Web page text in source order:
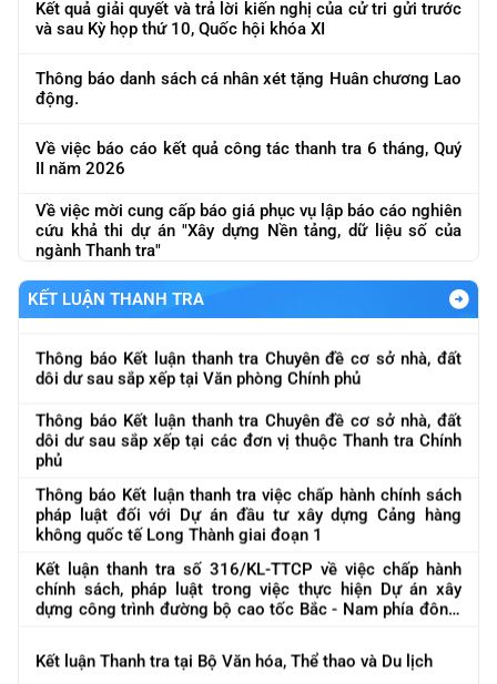
và sau Kỳ họp thứ 10, Quốc hội khóa XI
động.
II năm 2026
cứu khả thi dự án "Xây dựng Nền tảng, dữ liệu số của
ngành Thanh tra"
Về việc đôn đốc báo cáo kết quả công tác tháng 5 và lũy
kế 5 tháng
Báo cáo kết qảu giải quyết và trả lời kiến nghị của cử tri
gửi sau Kỳ họp thứ Nhất, Quốc hội khóa XVI
Thông báo báo giá nội dung "Thực hiện đánh giá nội bộ
về ATTT các hệ thống của ngành theo quy định ATTT
được ban hàng và quy định của pháp luật
Thông báo về việc báo giá nội dung "Mua phần mềm diệt
virut bản quyền quản lý tập trung"
dự án "Xây dựng Nền tảng dữ liệu số của ngành Thanh
tra"
phí, tiêu cực 6 tháng đầu năm 2026
KẾT LUẬN THANH TRA
dôi dư sau sắp xếp tại Thành phố Hà Nội
dôi dư sau sắp xếp tại Bộ Tư pháp
Thông báo Kết luận thanh tra Chuyên đề cơ sở nhà, đất
dôi dư sau sắp xếp tại Bộ Nội vụ
dôi dư sau sắp xếp tại Bộ Dân tộc và Tôn giáo
dôi dư sau sắp xếp tại Văn phòng Chính phủ
dôi dư sau sắp xếp tại các đơn vị thuộc Thanh tra Chính
phủ
pháp luật đối với Dự án đầu tư xây dựng Cảng hàng
không quốc tế Long Thành giai đoạn 1
chính sách, pháp luật trong việc thực hiện Dự án xây
dựng công trình đường bộ cao tốc Bắc - Nam phía đông,
giai đoạn 2021 -2025Kết luận thanh tra số 316/KL-TTCP
hiện Dự án xây dựng công trình đường bộ cao tốc Bắc -
Nam phía ...
Thông tư Quy định quy tắc ứng xử của cán bộ, công chức,
làm công tác tiếp công dân
Dự thảo Tờ trình, dự thảo Nghị quyết Chính phủ quy định
Chính phủ